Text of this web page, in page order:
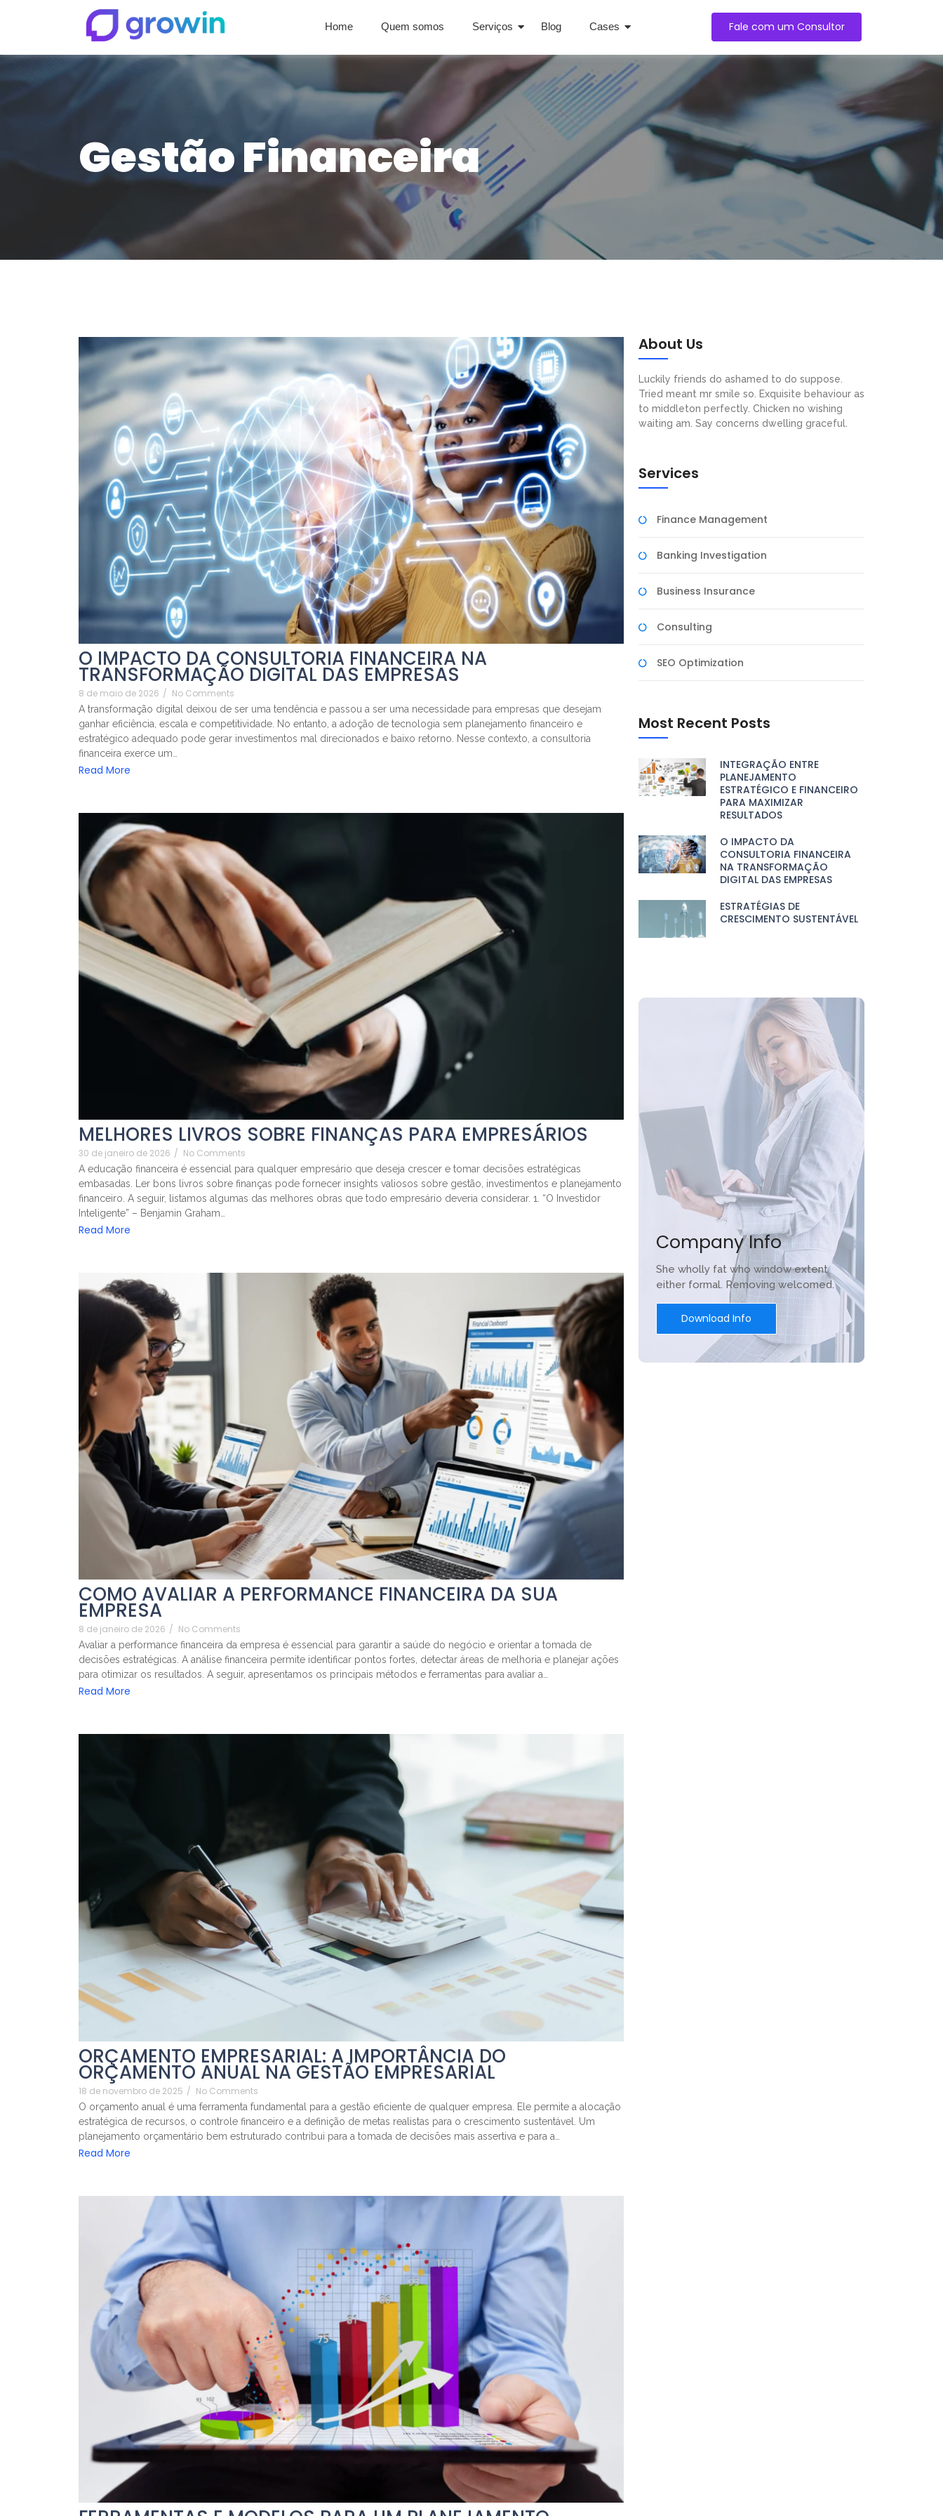
Home Quem somos Serviços Blog Cases Fale com um Consultor
Gestão Financeira
O IMPACTO DA CONSULTORIA FINANCEIRA NA
TRANSFORMAÇÃO DIGITAL DAS EMPRESAS
8 de maio de 2026 / No Comments
A transformação digital deixou de ser uma tendência e passou a ser uma necessidade para empresas que desejam
ganhar eficiência, escala e competitividade. No entanto, a adoção de tecnologia sem planejamento financeiro e
estratégico adequado pode gerar investimentos mal direcionados e baixo retorno. Nesse contexto, a consultoria
financeira exerce um…
Read More
MELHORES LIVROS SOBRE FINANÇAS PARA EMPRESÁRIOS
30 de janeiro de 2026 / No Comments
A educação financeira é essencial para qualquer empresário que deseja crescer e tomar decisões estratégicas
embasadas. Ler bons livros sobre finanças pode fornecer insights valiosos sobre gestão, investimentos e planejamento
financeiro. A seguir, listamos algumas das melhores obras que todo empresário deveria considerar. 1. “O Investidor
Inteligente” – Benjamin Graham…
Read More
COMO AVALIAR A PERFORMANCE FINANCEIRA DA SUA
EMPRESA
8 de janeiro de 2026 / No Comments
Avaliar a performance financeira da empresa é essencial para garantir a saúde do negócio e orientar a tomada de
decisões estratégicas. A análise financeira permite identificar pontos fortes, detectar áreas de melhoria e planejar ações
para otimizar os resultados. A seguir, apresentamos os principais métodos e ferramentas para avaliar a…
Read More
ORÇAMENTO EMPRESARIAL: A IMPORTÂNCIA DO
ORÇAMENTO ANUAL NA GESTÃO EMPRESARIAL
18 de novembro de 2025 / No Comments
O orçamento anual é uma ferramenta fundamental para a gestão eficiente de qualquer empresa. Ele permite a alocação
estratégica de recursos, o controle financeiro e a definição de metas realistas para o crescimento sustentável. Um
planejamento orçamentário bem estruturado contribui para a tomada de decisões mais assertiva e para a…
Read More
About Us
Luckily friends do ashamed to do suppose.
Tried meant mr smile so. Exquisite behaviour as
to middleton perfectly. Chicken no wishing
waiting am. Say concerns dwelling graceful.
Services
Finance Management
Banking Investigation
Business Insurance
Consulting
SEO Optimization
Most Recent Posts
INTEGRAÇÃO ENTRE
PLANEJAMENTO
ESTRATÉGICO E FINANCEIRO
PARA MAXIMIZAR
RESULTADOS
O IMPACTO DA
CONSULTORIA FINANCEIRA
NA TRANSFORMAÇÃO
DIGITAL DAS EMPRESAS
ESTRATÉGIAS DE
CRESCIMENTO SUSTENTÁVEL
Company Info
She wholly fat who window extent
either formal. Removing welcomed.
Download Info